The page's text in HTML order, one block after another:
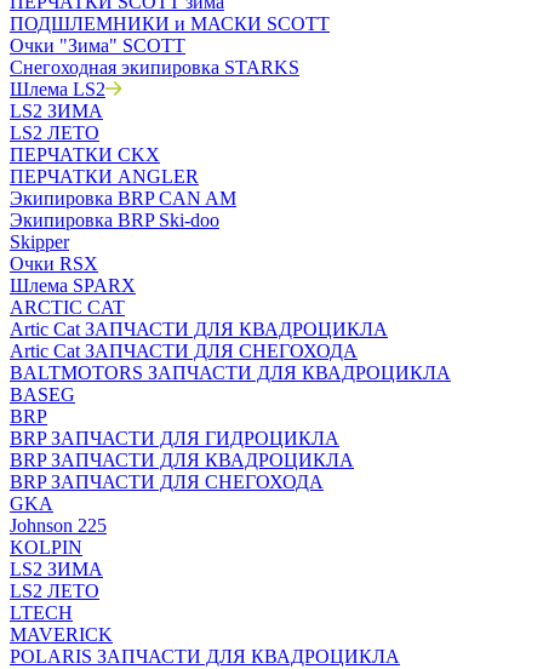
ПОДШЛЕМНИКИ и МАСКИ SCOTT
Очки "Зима" SCOTT
Снегоходная экипировка STARKS
Шлема LS2
LS2 ЗИМА
LS2 ЛЕТО
ПЕРЧАТКИ CKX
ПЕРЧАТКИ ANGLER
Экипировка BRP CAN AM
Экипировка BRP Ski-doo
Skipper
Очки RSX
Шлема SPARX
ARCTIC CAT
Artic Cat ЗАПЧАСТИ ДЛЯ КВАДРОЦИКЛА
Artic Cat ЗАПЧАСТИ ДЛЯ СНЕГОХОДА
BALTMOTORS ЗАПЧАСТИ ДЛЯ КВАДРОЦИКЛА
BASEG
BRP
BRP ЗАПЧАСТИ ДЛЯ ГИДРОЦИКЛА
BRP ЗАПЧАСТИ ДЛЯ КВАДРОЦИКЛА
BRP ЗАПЧАСТИ ДЛЯ СНЕГОХОДА
GKA
Johnson 225
KOLPIN
LS2 ЗИМА
LS2 ЛЕТО
LTECH
MAVERICK
POLARIS ЗАПЧАСТИ ДЛЯ КВАДРОЦИКЛА